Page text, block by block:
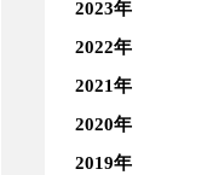
2023年
2022年
2021年
2020年
2019年